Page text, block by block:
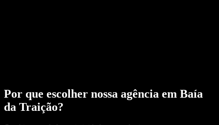
Por que escolher nossa agência em Baía
da Traição?